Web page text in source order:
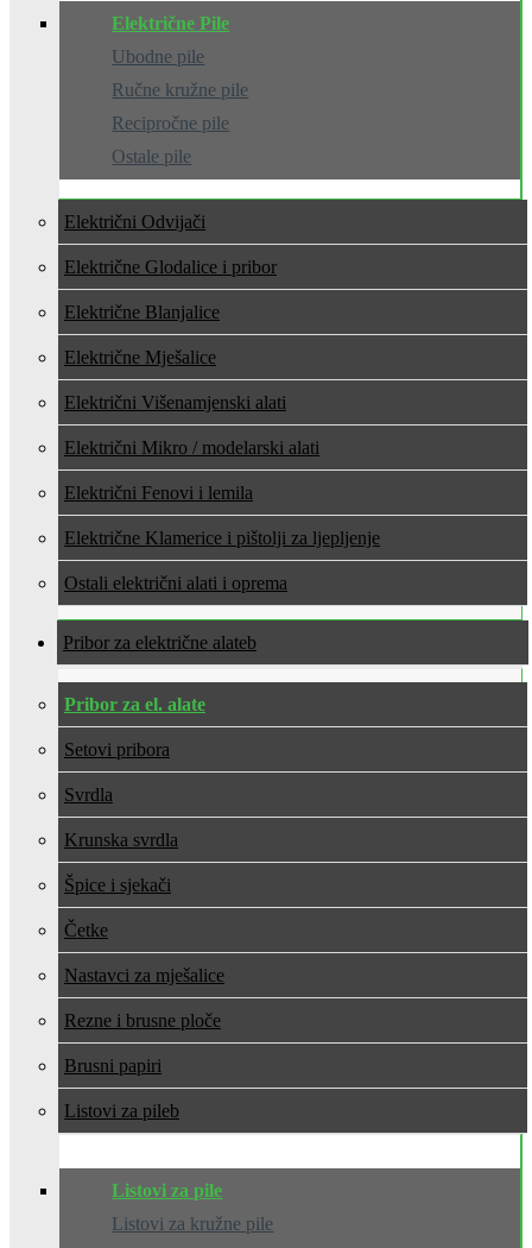
Električne Pile
Ubodne pile
Ručne kružne pile
Recipročne pile
Ostale pile
Električni Odvijači
Električne Glodalice i pribor
Električne Blanjalice
Električne Mješalice
Električni Višenamjenski alati
Električni Mikro / modelarski alati
Električni Fenovi i lemila
Električne Klamerice i pištolji za ljepljenje
Ostali električni alati i oprema
Pribor za električne alate
Pribor za el. alate
Setovi pribora
Svrdla
Krunska svrdla
Špice i sjekači
Četke
Nastavci za mješalice
Rezne i brusne ploče
Brusni papiri
Listovi za pile
Listovi za pile
Listovi za kružne pile